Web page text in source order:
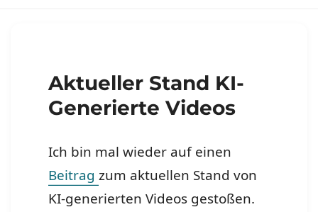
Aktueller Stand KI-
Generierte Videos
Ich bin mal wieder auf einen
Beitragzum aktuellen Stand von
KI-generierten Videos gestoßen.